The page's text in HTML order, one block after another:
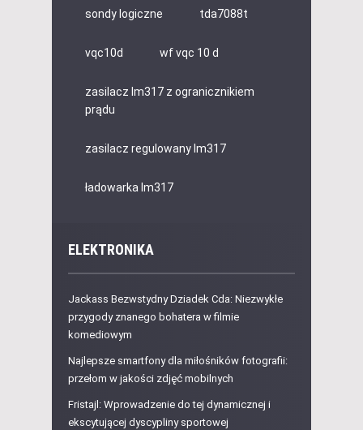
sondy logiczne tda7088t
vqc10d wf vqc 10 d
zasilacz lm317 z ogranicznikiem
prądu
zasilacz regulowany lm317
ładowarka lm317
ELEKTRONIKA
Jackass Bezwstydny Dziadek Cda: Niezwykłe
przygody znanego bohatera w filmie
komediowym
Najlepsze smartfony dla miłośników fotografii:
przełom w jakości zdjęć mobilnych
Fristajl: Wprowadzenie do tej dynamicznej i
ekscytującej dyscypliny sportowej